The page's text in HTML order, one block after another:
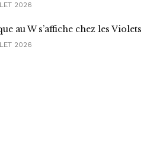
2026
au W s’affiche chez les Violets
2026